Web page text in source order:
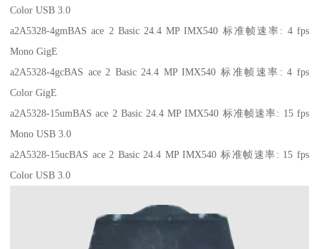
Color USB 3.0
a2A5328-4gmBAS ace 2 Basic 24.4 MP IMX540 标准帧速率: 4 fps
Mono GigE
a2A5328-4gcBAS ace 2 Basic 24.4 MP IMX540 标准帧速率: 4 fps
Color GigE
a2A5328-15umBAS ace 2 Basic 24.4 MP IMX540 标准帧速率: 15 fps
Mono USB 3.0
a2A5328-15ucBAS ace 2 Basic 24.4 MP IMX540 标准帧速率: 15 fps
Color USB 3.0